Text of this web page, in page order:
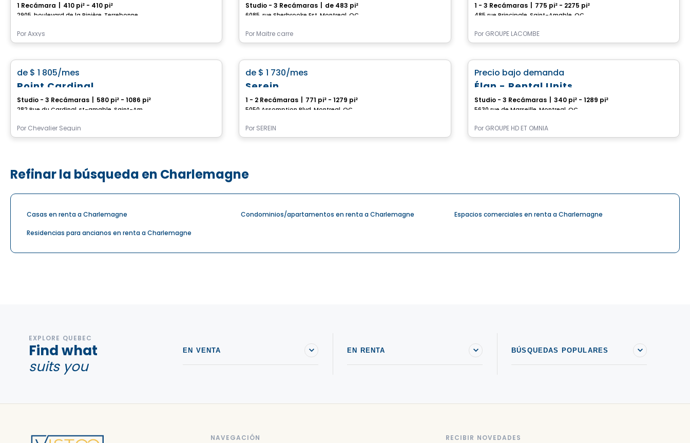
1 Recámara 410 pi² - 410 pi²
PorAxxys
Studio - 3 Recámaras de 483 pi²
6085, rue Sherbrooke Est, Montreal, QC
Por Maitre carre
1 - 3 Recámaras 775 pi² - 2275 pi²
485 rue Principale, Saint-Amable, QC
Por GROUPE LACOMBE
Condominio/Apartamento
de $ 1 805/mes
Point Cardinal
Studio - 3 Recámaras 580 pi² - 1086 pi²
Por Chevalier Seguin
apartment
de $ 1 730/mes
Serein
1 - 2 Recámaras 771 pi² - 1279 pi²
5050 Assomption Blvd, Montreal, QC
Por SEREIN
apartment
Precio bajo demanda
Élan - Rental Units
Studio - 3 Recámaras 340 pi² - 1289 pi²
5630 rue de Marseille, Montreal, QC
Por GROUPE HD ET OMNIA
Refinar la búsqueda en Charlemagne
Casas en renta a Charlemagne Condominios/apartamentos en renta a Charlemagne Espacios comerciales en renta a Charlemagne
Residencias para ancianos en renta a Charlemagne
EXPLORE QUEBEC
Find what
suits you
EN VENTA EN RENTA BÚSQUEDAS POPULARES
NAVEGACIÓN RECIBIR NOVEDADES